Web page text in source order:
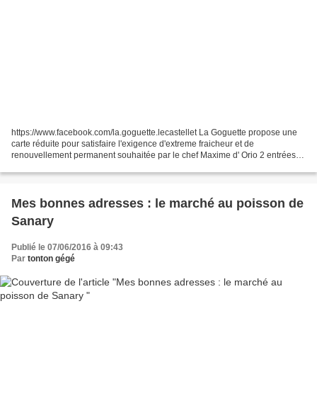
https://www.facebook.com/la.goguette.lecastellet La Goguette propose une
carte réduite pour satisfaire l'exigence d'extreme fraicheur et de
renouvellement permanent souhaitée par le chef Maxime d' Orio 2 entrées, 2
Mes bonnes adresses : le marché au poisson de
Sanary
Publié le 07/06/2016 à 09:43
Par tonton gégé